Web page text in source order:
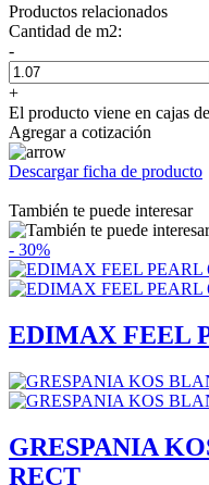
Productos relacionados
Cantidad de m2:
-
+
El producto viene en cajas
Agregar a cotización
Descargar ficha de producto
También te puede interesar
- 30%
EDIMAX FEEL
GRESPANIA
RECT